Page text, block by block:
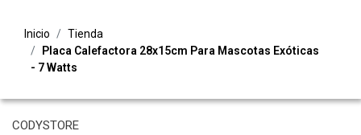
Inicio
Tienda
Placa Calefactora 28x15cm Para Mascotas Exóticas
- 7 Watts
CODYSTORE